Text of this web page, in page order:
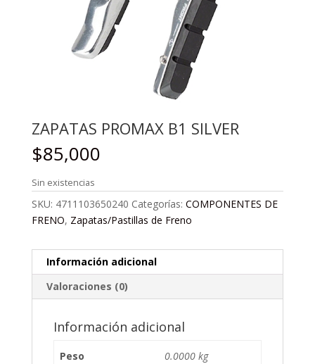
ZAPATAS PROMAX B1 SILVER
$85,000
Sin existencias
SKU: 4711103650240 Categorías: COMPONENTES DE
FRENO, Zapatas/Pastillas de Freno
Información adicional
Valoraciones (0)
Información adicional
Peso 0.0000 kg